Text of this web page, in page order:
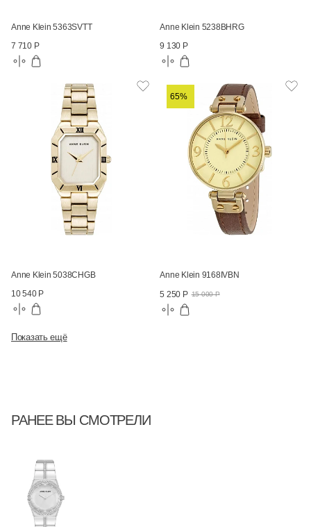
Anne Klein 5363SVTT
7 710 Р
Anne Klein 5238BHRG
9 130 Р
Anne Klein 5038CHGB
10 540 Р
65%
Anne Klein 9168IVBN
5 250 Р 15 000 Р
Показать ещё
РАНЕЕ ВЫ СМОТРЕЛИ